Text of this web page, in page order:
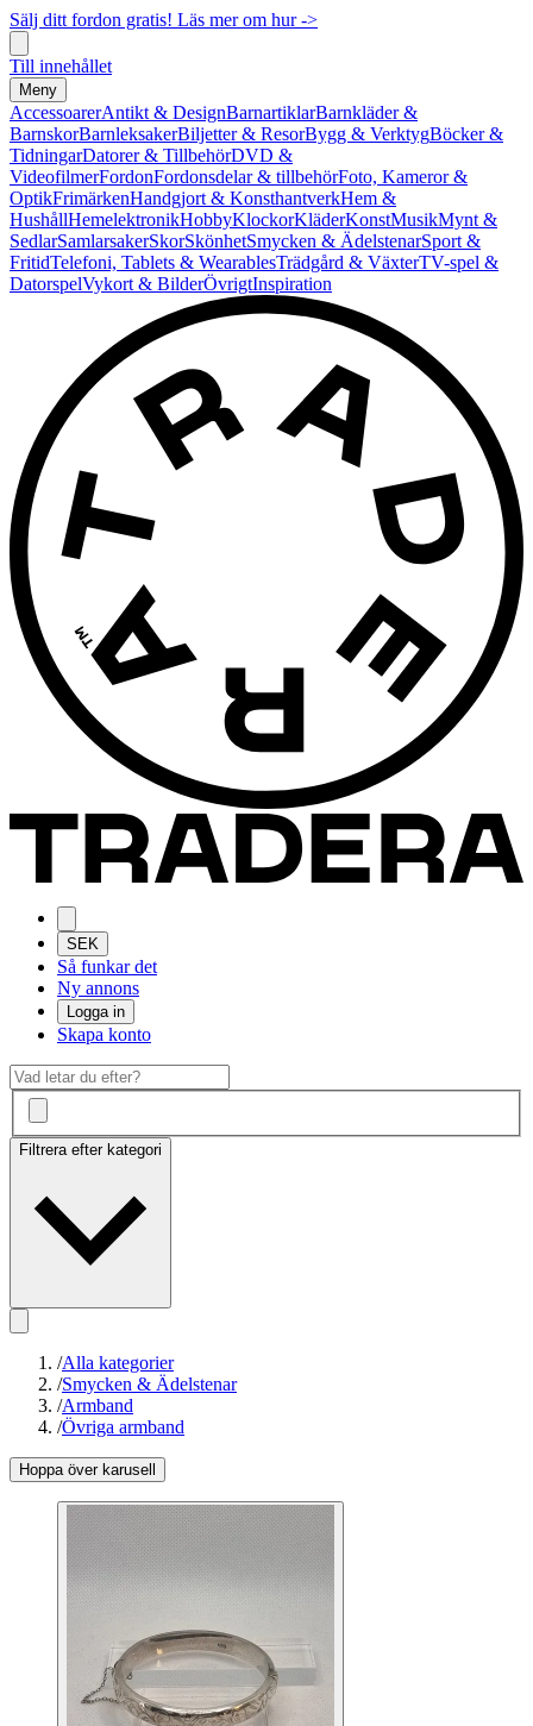
Sälj ditt fordon gratis! Läs mer om hur ->
Till innehållet
Meny
AccessoarerAntikt & DesignBarnartiklarBarnkläder &
BarnskorBarnleksakerBiljetter & ResorBygg & VerktygBöcker &
TidningarDatorer & TillbehörDVD &
VideofilmerFordonFordonsdelar & tillbehörFoto, Kameror &
OptikFrimärkenHandgjort & KonsthantverkHem &
HushållHemelektronikHobbyKlockorKläderKonstMusikMynt &
SedlarSamlarsakerSkorSkönhetSmycken & ÄdelstenarSport &
FritidTelefoni, Tablets & WearablesTrädgård & VäxterTV-spel &
DatorspelVykort & BilderÖvrigtInspiration
SEK
Så funkar det
Ny annons
Logga in
Skapa konto
Filtrera efter kategori
/Alla kategorier
/Smycken & Ädelstenar
/Armband
/Övriga armband
Hoppa över karusell